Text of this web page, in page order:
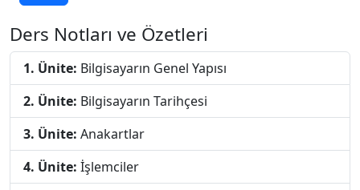
Ders Notları ve Özetleri
1. Ünite: Bilgisayarın Genel Yapısı
2. Ünite: Bilgisayarın Tarihçesi
3. Ünite: Anakartlar
4. Ünite: İşlemciler